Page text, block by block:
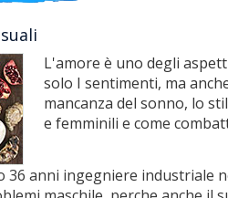
L'amore è uno degli
solo I sentimenti, ma
mancanza del sonno, lo
e femminili e come
36 anni ingegniere industriale